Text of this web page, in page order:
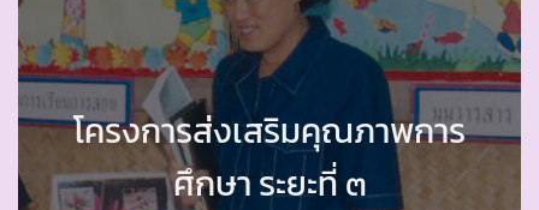
โครงการส่งเสริมคุณภาพการ
ศึกษา ระยะที่ ๓